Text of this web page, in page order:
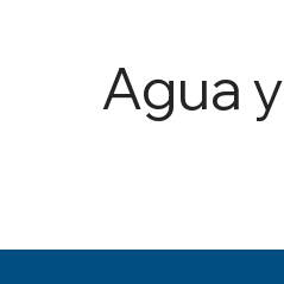
Agua y
ura